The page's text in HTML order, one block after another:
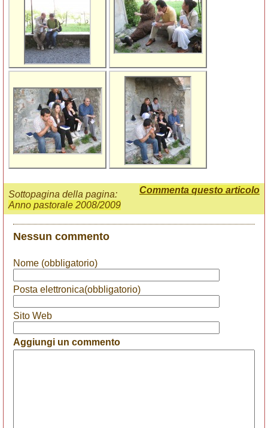
Commenta questo articolo
Sottopagina della pagina:
Anno pastorale 2008/2009
Nessun commento
Nome (obbligatorio)
Posta elettronica(obbligatorio)
Sito Web
Aggiungi un commento